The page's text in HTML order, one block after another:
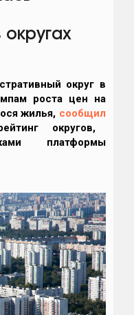
округ в
роста цен на
жилья, сообщил
округов,
платформы